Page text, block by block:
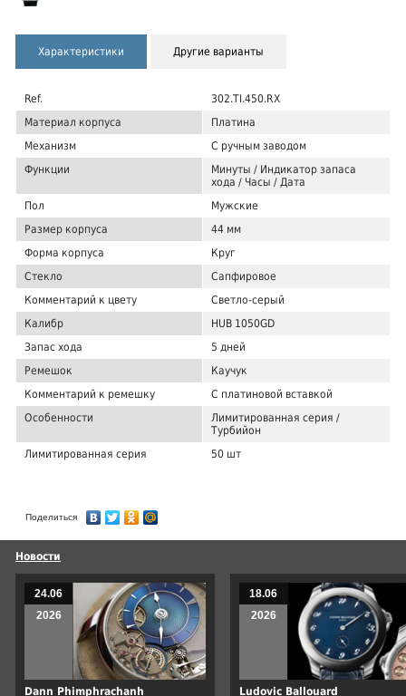
Характеристики Другие варианты
Ref.
302.TI.450.RX
Материал корпуса
Платина
Механизм
С ручным заводом
Функции
Минуты / Индикатор запаса
хода / Часы / Дата
Пол
Мужские
Размер корпуса
44 мм
Форма корпуса
Круг
Стекло
Сапфировое
Комментарий к цвету
Светло-серый
Калибр
HUB 1050GD
Запас хода
5 дней
Ремешок
Каучук
Комментарий к ремешку
С платиновой вставкой
Особенности
Лимитированная серия /
Турбийон
Лимитированная серия
50 шт
Поделиться
Новости
24.06
2026
Dann Phimphrachanh
18.06
2026
Ludovic Ballouard